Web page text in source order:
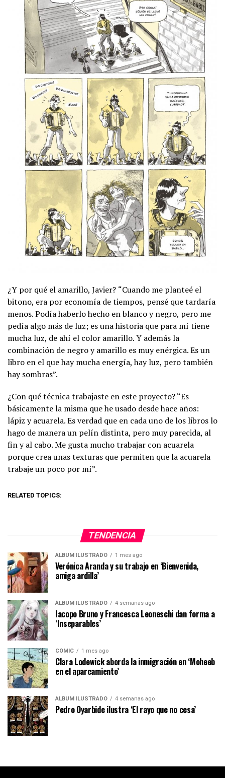
¿Y por qué el amarillo, Javier? “Cuando me planteé el
bitono, era por economía de tiempos, pensé que tardaría
menos. Podía haberlo hecho en blanco y negro, pero me
pedía algo más de luz; es una historia que para mí tiene
mucha luz, de ahí el color amarillo. Y además la
combinación de negro y amarillo es muy enérgica. Es un
libro en el que hay mucha energía, hay luz, pero también
hay sombras”.
¿Con qué técnica trabajaste en este proyecto? “Es
básicamente la misma que he usado desde hace años:
lápiz y acuarela. Es verdad que en cada uno de los libros lo
hago de manera un pelín distinta, pero muy parecida, al
fin y al cabo. Me gusta mucho trabajar con acuarela
porque crea unas texturas que permiten que la acuarela
trabaje un poco por mí”.
RELATED TOPICS:
TENDENCIA
ÁLBUM ILUSTRADO 1 mes ago
Verónica Aranda y su trabajo en ‘Bienvenida,
amiga ardilla’
ÁLBUM ILUSTRADO 4 semanas ago
Iacopo Bruno y Francesca Leoneschi dan forma a
‘Inseparables’
CÓMIC 1 mes ago
Clara Lodewick aborda la inmigración en ‘Moheeb
en el aparcamiento’
ÁLBUM ILUSTRADO 4 semanas ago
Pedro Oyarbide ilustra ‘El rayo que no cesa’